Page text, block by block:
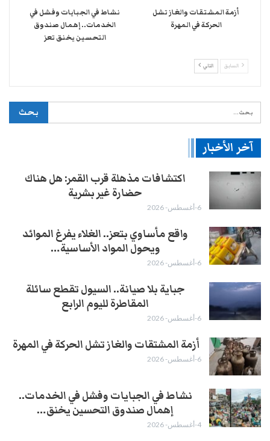
أزمة المشتقات والغاز تشل
الحركة في المهرة ​
نشاط في الجبايات وفشل في
الخدمات.. إهمال صندوق
التحسين يخنق تعز
السابق التالي
آخر الأخبار
اكتشافات مذهلة قرب القمر: هل هناك
حضارة غير بشرية
6-أغسطس- 2026
واقع مأساوي بتعز.. الغلاء يفرغ الموائد
ويحول المواد الأساسية…
6-أغسطس- 2026
جباية بلا صيانة.. السيول تقطع سائلة
المقاطرة لليوم الرابع
6-أغسطس- 2026
أزمة المشتقات والغاز تشل الحركة في المهرة ​
6-أغسطس- 2026
نشاط في الجبايات وفشل في الخدمات..
إهمال صندوق التحسين يخنق…
4-أغسطس- 2026